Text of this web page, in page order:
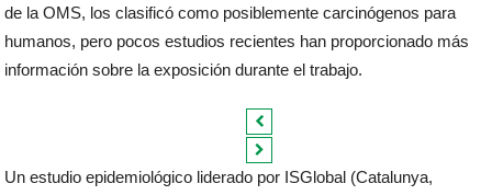
de la OMS, los clasificó como posiblemente carcinógenos para
humanos, pero pocos estudios recientes han proporcionado más
información sobre la exposición durante el trabajo.
Un estudio epidemiológico liderado por ISGlobal (Catalunya,